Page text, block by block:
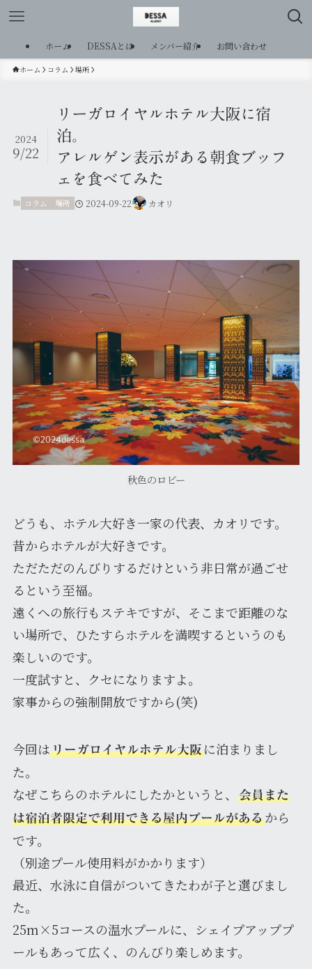
ホーム DESSAとは メンバー紹介 お問い合わせ
ホーム コラム 場所
リーガロイヤルホテル大阪に宿
泊。
アレルゲン表示がある朝食ブッフ
ェを食べてみた
2024
9/22
コラム 場所 2024-09-22 カオリ
秋色のロビー
どうも、ホテル大好き一家の代表、カオリです。
昔からホテルが大好きです。
ただただのんびりするだけという非日常が過ごせ
るという至福。
遠くへの旅行もステキですが、そこまで距離のな
い場所で、ひたすらホテルを満喫するというのも
楽しいのです。
一度試すと、クセになりますよ。
家事からの強制開放ですから(笑)
今回はリーガロイヤルホテル大阪に泊まりまし
た。
なぜこちらのホテルにしたかというと、
会員また
は宿泊者限定で利用できる屋内プールがあるから
です。
（別途プール使用料がかかります）
最近、水泳に自信がついてきたわが子と選びまし
た。
25m×5コースの温水プールに、シェイプアッププ
ールもあって広く、のんびり楽しめます。